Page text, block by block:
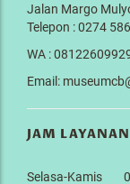
Jalan Margo
Telepon : 0274
WA :
Email:
JAM
Selasa-Kamis